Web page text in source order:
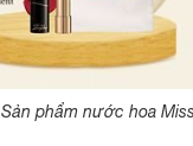
Sản phẩm nước hoa